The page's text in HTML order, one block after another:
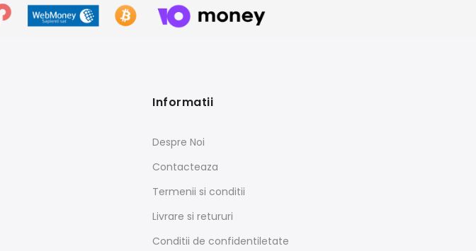
Informatii
Despre Noi
Contacteaza
Termenii si conditii
Livrare si retururi
Conditii de confidentiletate